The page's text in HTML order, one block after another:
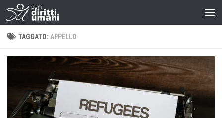
TAGGATO: APPELLO